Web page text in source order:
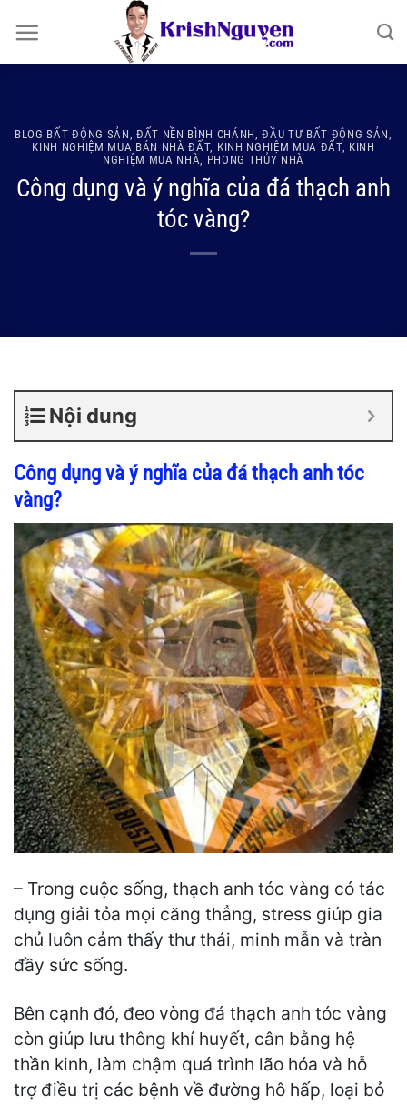
qua
nội
BLOG BẤT ĐỘNG SẢN ĐẤT NỀN BÌNH CHÁNH ,ĐẦU TƯ BẤT ĐỘNG SẢN
KINH NGHIỆM MUA BÁN NHÀ ĐẤT, KINH NGHIỆM MUA ĐẤT, KINH
NGHIỆM MUA NHÀ
PHONG THỦY NHÀ
Công dụng và ý nghĩa của đá thạch anh
tóc vàng?
Nội dung
Công dụng và ý nghĩa của đá thạch anh tóc
vàng?
– Trong cuộc sống, thạch anh tóc vàng có tác
dụng giải tỏa mọi căng thẳng, stress giúp gia
chủ luôn cảm thấy thư thái, minh mẫn và tràn
đầy sức sống.
Bên cạnh đó, đeo vòng đá thạch anh tóc vàng
còn giúp lưu thông khí huyết, cân bằng hệ
thần kinh, làm chậm quá trình lão hóa và hỗ
trợ điều trị các bệnh về đường hô hấp, loại bỏ